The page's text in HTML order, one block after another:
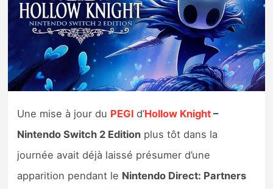
Nintendo Direct
Tests et previews
Tests de jeux
Tests d’accessoires
Autres tests
Une mise à jour du PEGI d’Hollow Knight –
Nintendo Switch 2 Edition plus tôt dans la
journée avait déjà laissé présumer d’une
apparition pendant le Nintendo Direct: Partners